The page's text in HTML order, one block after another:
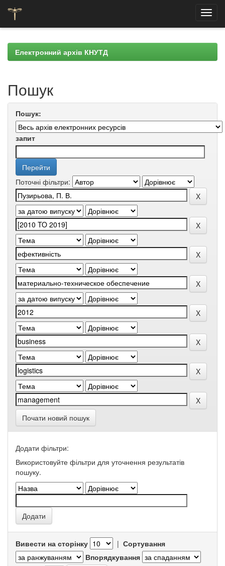
navigationЕлектронний архів КНУТД
Пошук
Пошук:
запит
Поточні фільтри:
Почати новий пошук
Додати фільтри:
Використовуйте фільтри для уточнення результатів
пошуку.
Вивести на сторінку | Сортування
Впорядкування